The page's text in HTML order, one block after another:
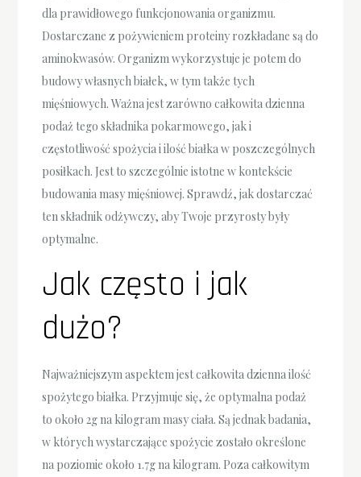
dla prawidłowego funkcjonowania organizmu.
Dostarczane z pożywieniem proteiny rozkładane są do
aminokwasów. Organizm wykorzystuje je potem do
budowy własnych białek, w tym także tych
mięśniowych. Ważna jest zarówno całkowita dzienna
podaż tego składnika pokarmowego, jak i
częstotliwość spożycia i ilość białka w poszczególnych
posiłkach. Jest to szczególnie istotne w kontekście
budowania masy mięśniowej. Sprawdź, jak dostarczać
ten składnik odżywczy, aby Twoje przyrosty były
optymalne.
Jak często i jak
dużo?
Najważniejszym aspektem jest całkowita dzienna ilość
spożytego białka. Przyjmuje się, że optymalna podaż
to około 2g na kilogram masy ciała. Są jednak badania,
w których wystarczające spożycie zostało określone
na poziomie około 1.7g na kilogram. Poza całkowitym